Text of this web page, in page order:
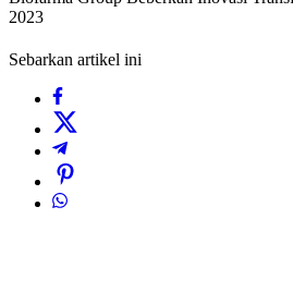
2023
Sebarkan artikel ini